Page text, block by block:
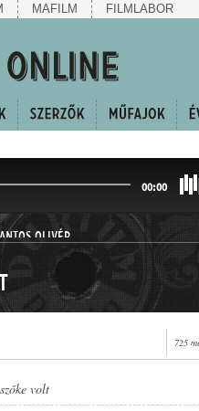
MAFILM FILMLABOR
00:00
OLIVÉR
725
volt